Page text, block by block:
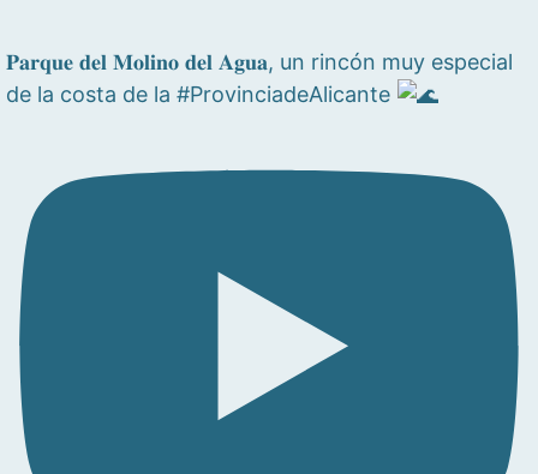
𝐏𝐚𝐫𝐪𝐮𝐞 𝐝𝐞𝐥 𝐌𝐨𝐥𝐢𝐧𝐨 𝐝𝐞𝐥 𝐀𝐠𝐮𝐚, un rincón muy especial
de la costa de la #ProvinciadeAlicante